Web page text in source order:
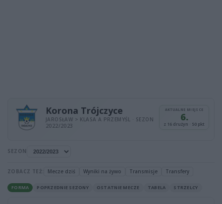
Korona Trójczyce
JAROSŁAW > KLASA A PRZEMYŚL · SEZON
2022/2023
AKTUALNE MIEJSCE
6.
z 16 drużyn · 50 pkt
SEZON
ZOBACZ TEŻ: Mecze dziś Wyniki na żywo Transmisje Transfery
FORMA POPRZEDNIE SEZONY OSTATNIE MECZE TABELA STRZELCY